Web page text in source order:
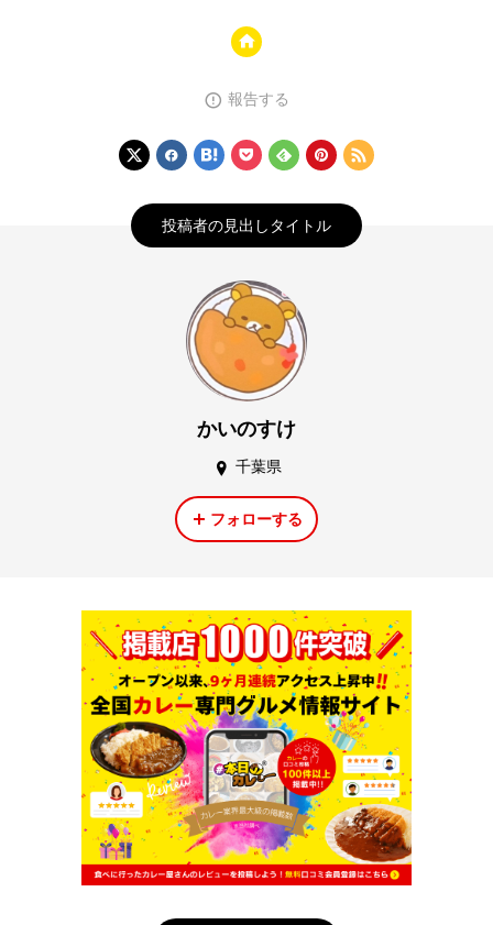
報告する
投稿者の見出しタイトル
かいのすけ
千葉県
フォローする